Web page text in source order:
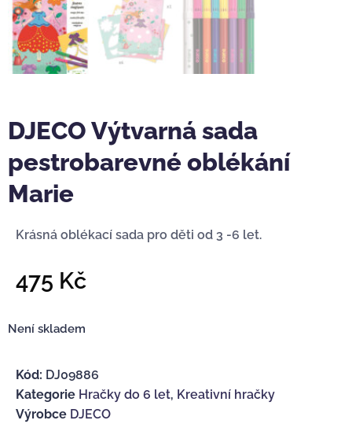
DJECO Výtvarná sada
pestrobarevné oblékání
Marie
Krásná oblékací sada pro děti od 3 -6 let.
475 Kč
Není skladem
Kód: DJ09886
Kategorie Hračky do 6 let, Kreativní hračky
Výrobce DJECO